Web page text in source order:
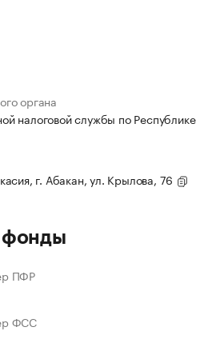
органа
налоговой службы по Республике
г. Абакан, ул. Крылова, 76
фонды
ПФР
ФСС